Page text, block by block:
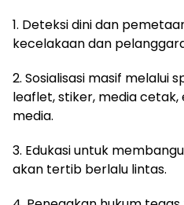
1. Deteksi dini dan
kecelakaan dan
2. Sosialisasi masif melalui
leaflet, stiker, media cetak,
media.
3. Edukasi untuk
akan tertib berlalu lintas.